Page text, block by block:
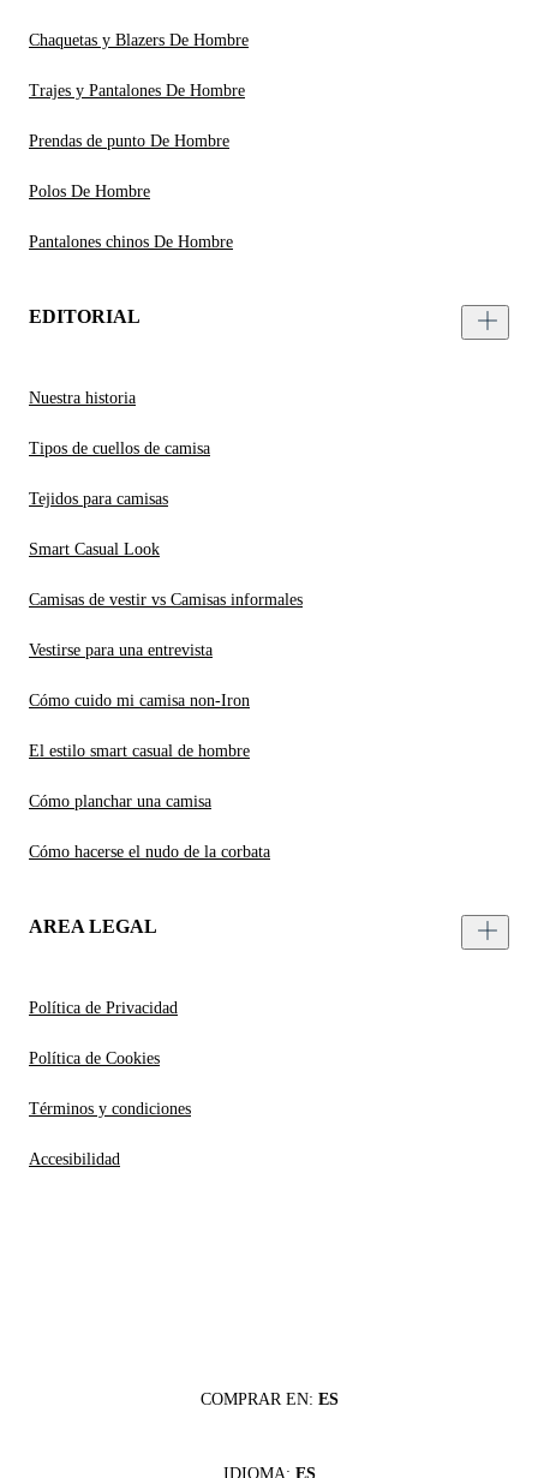
Chaquetas y Blazers De Hombre
Trajes y Pantalones De Hombre
Prendas de punto De Hombre
Polos De Hombre
Pantalones chinos De Hombre
EDITORIAL
Nuestra historia
Tipos de cuellos de camisa
Tejidos para camisas
Smart Casual Look
Camisas de vestir vs Camisas informales
Vestirse para una entrevista
Cómo cuido mi camisa non-Iron
El estilo smart casual de hombre
Cómo planchar una camisa
Cómo hacerse el nudo de la corbata
AREA LEGAL
Política de Privacidad
Política de Cookies
Términos y condiciones
Accesibilidad
COMPRAR EN: ES
IDIOMA: ES